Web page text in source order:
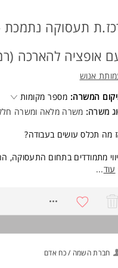
תעסוקה
אופציה להארכה (רמת
אנוש
המשרה: מספר מקומות
משרה: משרה מלאה ומשרה
מה תכלס עושים בעבודה?
מתמודדים בתחום התעסוקה,
תמיכה בתהליך ועד
* הדרכה מקצועית מובטחת.
אנוש היא העמותה
להשפיע באופן משמעותי על
עוד...
חברת השמה / כח אדם